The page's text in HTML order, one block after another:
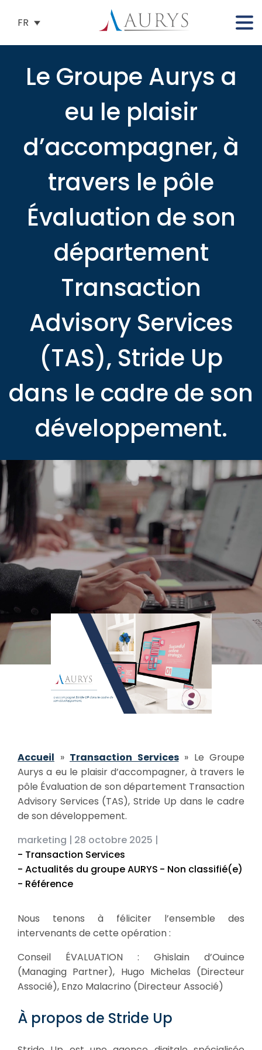
FR
Le Groupe Aurys a
eu le plaisir
d’accompagner, à
travers le pôle
Évaluation de son
département
Transaction
Advisory Services
(TAS), Stride Up
dans le cadre de son
développement.
Accueil » Transaction Services» Le Groupe
Aurys a eu le plaisir d’accompagner, à travers le
pôle Évaluation de son département Transaction
Advisory Services (TAS), Stride Up dans le cadre
de son développement.
marketing | 28 octobre 2025 |
- Transaction Services
- Actualités du groupe AURYS - Non classifié(e)
- Référence
Nous tenons à féliciter l’ensemble des
intervenants de cette opération :
Conseil ÉVALUATION : Ghislain d’Ouince
(Managing Partner), Hugo Michelas (Directeur
Associé), Enzo Malacrino (Directeur Associé)
À propos de Stride Up